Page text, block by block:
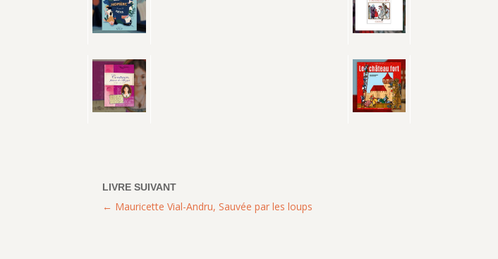
Mauricette Vial-Andru, Sauvée par les loups